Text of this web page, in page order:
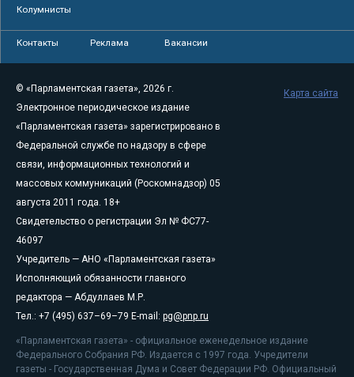
Колумнисты
Контакты Реклама Вакансии
© «Парламентская газета», 2026 г.
Электронное периодическое издание
«Парламентская газета» зарегистрировано в
Федеральной службе по надзору в сфере
связи, информационных технологий и
массовых коммуникаций (Роскомнадзор) 05
августа 2011 года. 18+
Свидетельство о регистрации Эл № ФС77-
46097
Учредитель — АНО «Парламентская газета»
Исполняющий обязанности главного
редактора — Абдуллаев М.Р.
Тел.: +7 (495) 637–69–79 E-mail: pg@pnp.ru
«Парламентская газета» - официальное еженедельное издание
Федерального Собрания РФ. Издается с 1997 года. Учредители
газеты - Государственная Дума и Совет Федерации РФ. Официальный
Карта сайта